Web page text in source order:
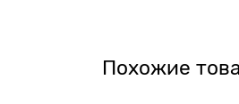
Похожие